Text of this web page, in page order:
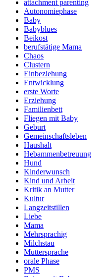
attachment parenting
Autonomiephase
Baby
Babyblues
Beikost
berufstätige Mama
Chaos
Clustern
Einbeziehung
Entwicklung
erste Worte
Erziehung
Familienbett
Fliegen mit Baby
Geburt
Gemeinschaftsleben
Haushalt
Hebammenbetreuung
Hund
Kinderwunsch
Kind und Arbeit
Kritik an Mutter
Kultur
Langzeitstillen
Liebe
Mama
Mehrsprachig
Milchstau
Muttersprache
orale Phase
PMS